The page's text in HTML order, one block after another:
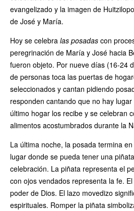
evangelizado y la imagen de
de José y María.
Hoy se celebra las posadas con
peregrinación de María y José hacia
fueron objeto. Por nueve días (16-24
de personas toca las puertas de
seleccionados y cantan pidiendo
responden cantando que no hay
último hogar los recibe y se celebran
alimentos acostumbrados durante la
La última noche, la posada termina
lugar donde se pueda tener una
celebración. La piñata representa el
con ojos vendados representa la fe.
poder de Dios. El lazo movedizo
espirituales. Romper la piñata